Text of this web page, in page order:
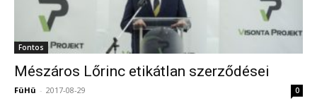
Fontos
Mészáros Lőrinc etikátlan szerződései
FüHü - 2017-08-29 0